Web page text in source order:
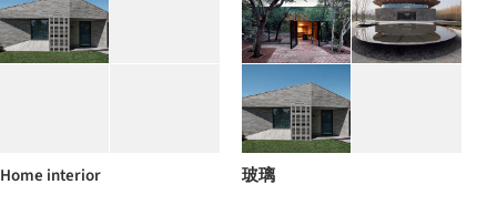
Home interior 玻璃